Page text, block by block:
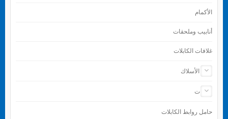
الأكمام
أنابيب وملحقات
غلافات الكابلات
إنهاء الأسلاك
الأدوات
حامل روابط الكابلات